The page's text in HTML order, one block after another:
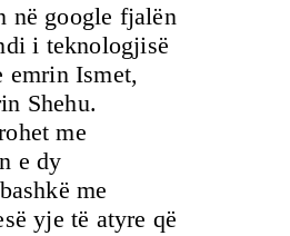
në google fjalën
i teknologjisë
emrin Ismet,
Shehu.
me
e dy
me
yje të atyre që